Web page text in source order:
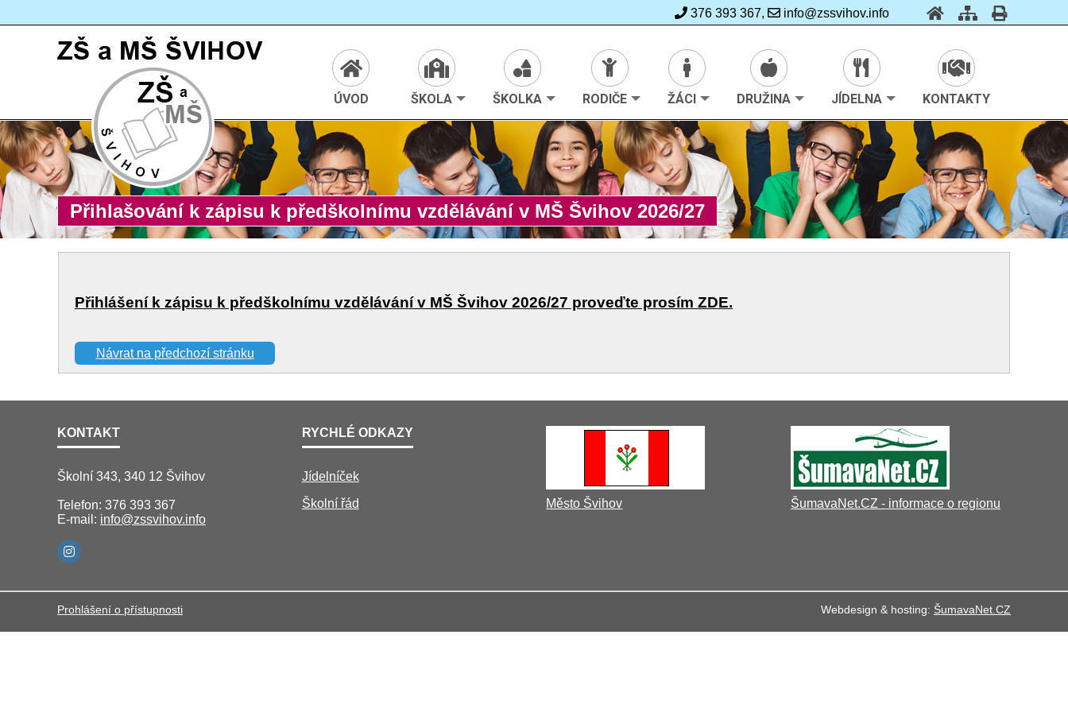
376 393 367, info@zssvihov.info
ÚVOD ŠKOLA ŠKOLKA RODIČE ŽÁCI DRUŽINA JÍDELNA KONTAKTY
Přihlašování k zápisu k předškolnímu vzdělávání v MŠ Švihov 2026/27
Přihlášení k zápisu k předškolnímu vzdělávání v MŠ Švihov 2026/27 proveďte prosím ZDE.
Návrat na předchozí stránku
KONTAKT
Školní 343, 340 12 Švihov
Telefon: 376 393 367
E-mail: info@zssvihov.info
RYCHLÉ ODKAZY
Jídelníček
Školní řád
Město Švihov ŠumavaNet.CZ - informace o regionu
Prohlášení o přístupnosti Webdesign & hosting: ŠumavaNet.CZ